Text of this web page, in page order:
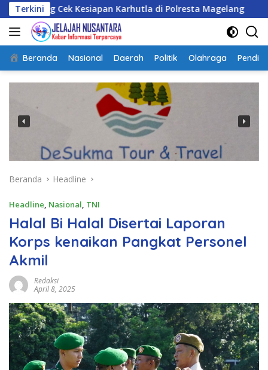
Langsung
ke
konten
Terkini
Kesiapan Karhutla di Polresta Magelang Dari
Beranda Nasional Daerah Politik Olahraga
Beranda Headline
Headline, Nasional, TNI
Halal Bi Halal Disertai Laporan
Korps kenaikan Pangkat Personel
Akmil
Redaksi
April 8, 2025